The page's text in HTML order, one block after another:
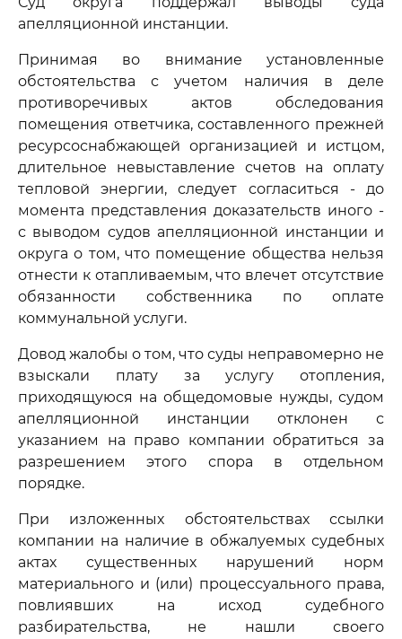
апелляционной инстанции.
Принимая во внимание установленные
обстоятельства с учетом наличия в деле
противоречивых актов обследования
помещения ответчика, составленного прежней
ресурсоснабжающей организацией и истцом,
длительное невыставление счетов на оплату
тепловой энергии, следует согласиться - до
момента представления доказательств иного -
с выводом судов апелляционной инстанции и
округа о том, что помещение общества нельзя
отнести к отапливаемым, что влечет отсутствие
обязанности собственника по оплате
коммунальной услуги.
Довод жалобы о том, что суды неправомерно не
взыскали плату за услугу отопления,
приходящуюся на общедомовые нужды, судом
апелляционной инстанции отклонен с
указанием на право компании обратиться за
разрешением этого спора в отдельном
порядке.
При изложенных обстоятельствах ссылки
компании на наличие в обжалуемых судебных
актах существенных нарушений норм
материального и (или) процессуального права,
повлиявших на исход судебного
разбирательства, не нашли своего